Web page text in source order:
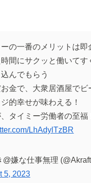
の一番のメリットは即
間にサクッと働いてす
んでもらう
金で、大衆居酒屋でビ
的幸せが味わえる！
タイミー労働者の至福
LhAdylTzBR
嫌な仕事無理
5, 2023